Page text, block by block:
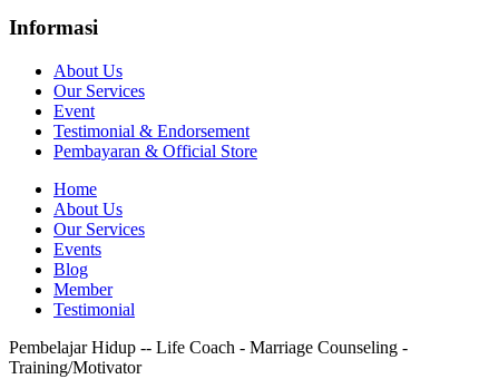
Informasi
About Us
Our Services
Event
Testimonial & Endorsement
Pembayaran & Official Store
Home
About Us
Our Services
Events
Blog
Member
Testimonial
Pembelajar Hidup -- Life Coach - Marriage Counseling -
Training/Motivator